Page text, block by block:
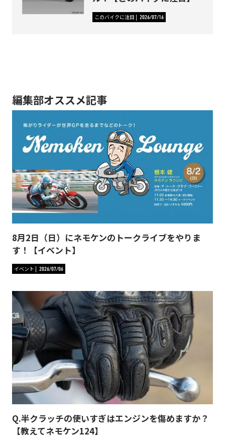
このバイクに注目 2026/07/16
編集部オススメ記事
8月2日（日）にネモケンのトークライブをやりま
す！【イベント】
イベント 2026/07/06
Q.半クラッチの使いすぎはエンジンを傷めますか？
【教えてネモケン124】